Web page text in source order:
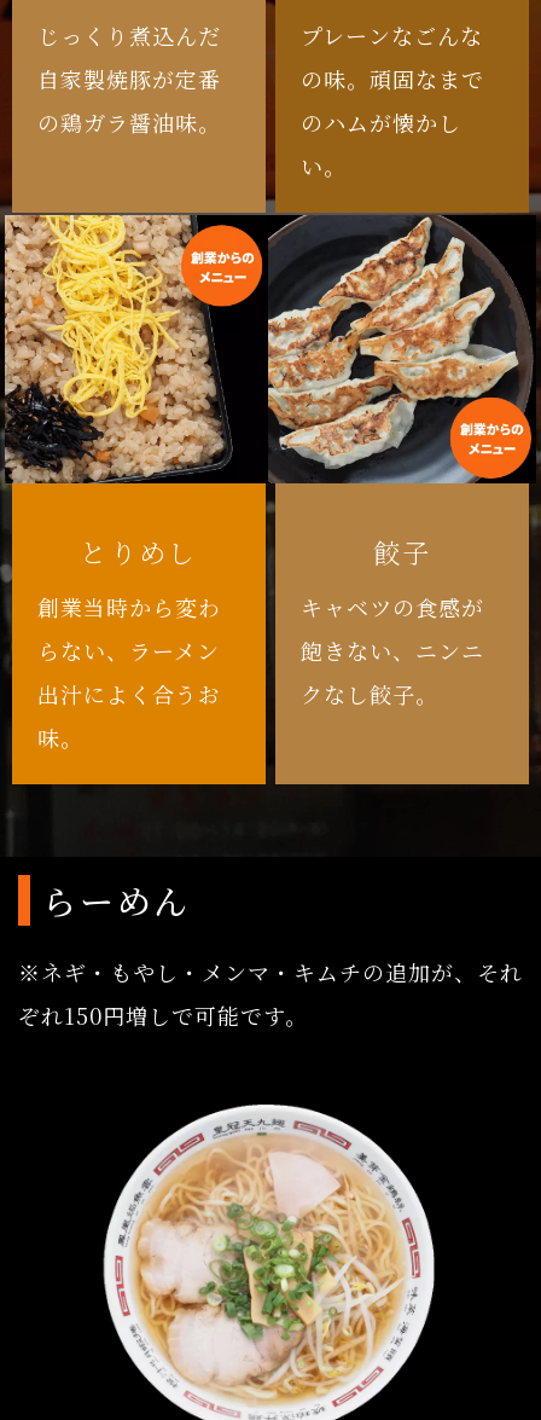
じっくり煮込んだ
自家製焼豚が定番
の鶏ガラ醤油味。
プレーンなごんな
の味。頑固なまで
のハムが懐かし
い。
とりめし
創業当時から変わ
らない、ラーメン
出汁によく合うお
味。
餃子
キャベツの食感が
飽きない、ニンニ
クなし餃子。
らーめん
※ネギ・もやし・メンマ・キムチの追加が、それ
ぞれ150円増しで可能です。